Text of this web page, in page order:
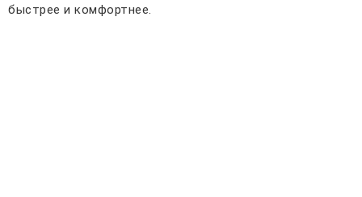
быстрее и комфортнее.